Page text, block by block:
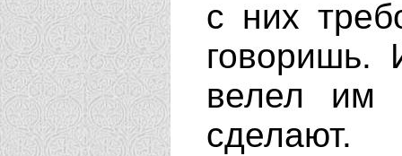
с них
говоришь.
велел им
сделают.